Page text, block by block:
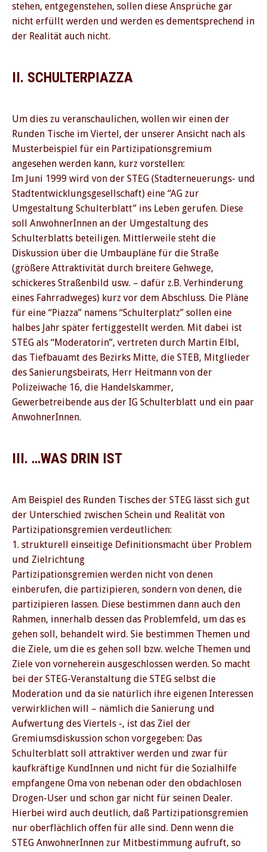
stehen, entgegenstehen, sollen diese Ansprüche gar
nicht erfüllt werden und werden es dementsprechend in
der Realität auch nicht.
II. SCHULTERPIAZZA
Um dies zu veranschaulichen, wollen wir einen der
Runden Tische im Viertel, der unserer Ansicht nach als
Musterbeispiel für ein Partizipationsgremium
angesehen werden kann, kurz vorstellen:
Im Juni 1999 wird von der STEG (Stadterneuerungs- und
Stadtentwicklungsgesellschaft) eine “AG zur
Umgestaltung Schulterblatt” ins Leben gerufen. Diese
soll AnwohnerInnen an der Umgestaltung des
Schulterblatts beteiligen. Mittlerweile steht die
Diskussion über die Umbaupläne für die Straße
(größere Attraktivität durch breitere Gehwege,
schickeres Straßenbild usw. – dafür z.B. Verhinderung
eines Fahrradweges) kurz vor dem Abschluss. Die Pläne
für eine “Piazza” namens “Schulterplatz” sollen eine
halbes Jahr später fertiggestellt werden. Mit dabei ist
STEG als “Moderatorin”, vertreten durch Martin Elbl,
das Tiefbauamt des Bezirks Mitte, die STEB, Mitglieder
des Sanierungsbeirats, Herr Heitmann von der
Polizeiwache 16, die Handelskammer,
Gewerbetreibende aus der IG Schulterblatt und ein paar
AnwohnerInnen.
III. …WAS DRIN IST
Am Beispiel des Runden Tisches der STEG lässt sich gut
der Unterschied zwischen Schein und Realität von
Partizipationsgremien verdeutlichen:
1. strukturell einseitige Definitionsmacht über Problem
und Zielrichtung
Partizipationsgremien werden nicht von denen
einberufen, die partizipieren, sondern von denen, die
partizipieren lassen. Diese bestimmen dann auch den
Rahmen, innerhalb dessen das Problemfeld, um das es
gehen soll, behandelt wird. Sie bestimmen Themen und
die Ziele, um die es gehen soll bzw. welche Themen und
Ziele von vorneherein ausgeschlossen werden. So macht
bei der STEG-Veranstaltung die STEG selbst die
Moderation und da sie natürlich ihre eigenen Interessen
verwirklichen will – nämlich die Sanierung und
Aufwertung des Viertels -, ist das Ziel der
Gremiumsdiskussion schon vorgegeben: Das
Schulterblatt soll attraktiver werden und zwar für
kaufkräftige KundInnen und nicht für die Sozialhilfe
empfangene Oma von nebenan oder den obdachlosen
Drogen-User und schon gar nicht für seinen Dealer.
Hierbei wird auch deutlich, daß Partizipationsgremien
nur oberflächlich offen für alle sind. Denn wenn die
STEG AnwohnerInnen zur Mitbestimmung aufruft, so